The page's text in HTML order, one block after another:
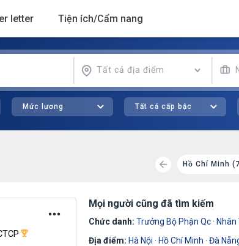
letter Tiện ích/Cẩm nang
Tất cả địa điểm
Mức lương Tất cả cấp bậc
Bắc Ninh (131) Hồ Chí Minh
Mọi người cũng đã tìm kiếm
Chức danh: Trưởng Bộ Phận Qc· Nhân
Địa điểm: Hà Nội · Hồ Chí Minh ·Đà